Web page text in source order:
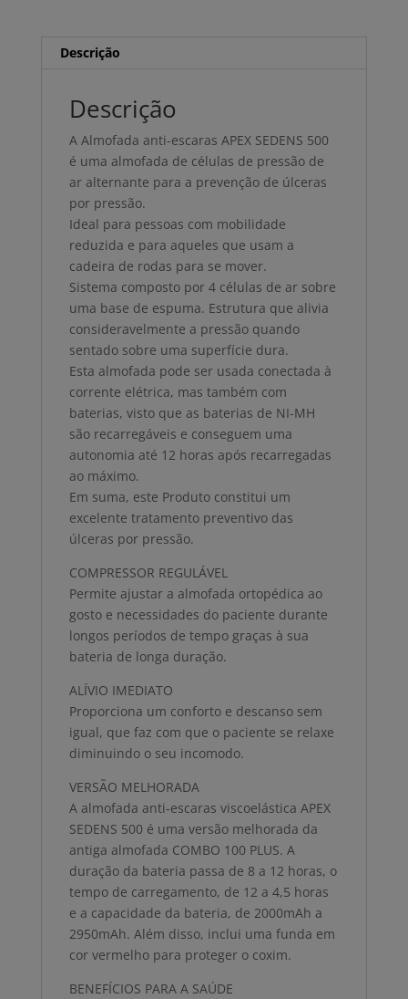
Descrição
Descrição
A Almofada anti-escaras APEX SEDENS 500
é uma almofada de células de pressão de
ar alternante para a prevenção de úlceras
por pressão.
Ideal para pessoas com mobilidade
reduzida e para aqueles que usam a
cadeira de rodas para se mover.
Sistema composto por 4 células de ar sobre
uma base de espuma. Estrutura que alivia
consideravelmente a pressão quando
sentado sobre uma superfície dura.
Esta almofada pode ser usada conectada à
corrente elétrica, mas também com
baterias, visto que as baterias de NI-MH
são recarregáveis e conseguem uma
autonomia até 12 horas após recarregadas
ao máximo.
Em suma, este Produto constitui um
excelente tratamento preventivo das
úlceras por pressão.
COMPRESSOR REGULÁVEL
Permite ajustar a almofada ortopédica ao
gosto e necessidades do paciente durante
longos períodos de tempo graças à sua
bateria de longa duração.
ALÍVIO IMEDIATO
Proporciona um conforto e descanso sem
igual, que faz com que o paciente se relaxe
diminuindo o seu incomodo.
VERSÃO MELHORADA
A almofada anti-escaras viscoelástica APEX
SEDENS 500 é uma versão melhorada da
antiga almofada COMBO 100 PLUS. A
duração da bateria passa de 8 a 12 horas, o
tempo de carregamento, de 12 a 4,5 horas
e a capacidade da bateria, de 2000mAh a
2950mAh. Além disso, inclui uma funda em
cor vermelho para proteger o coxim.
BENEFÍCIOS PARA A SAÚDE